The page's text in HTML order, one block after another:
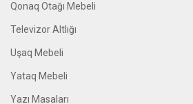
Qonaq Otağı Mebeli
Televizor Altlığı
Uşaq Mebeli
Yataq Mebeli
Yazı Masaları